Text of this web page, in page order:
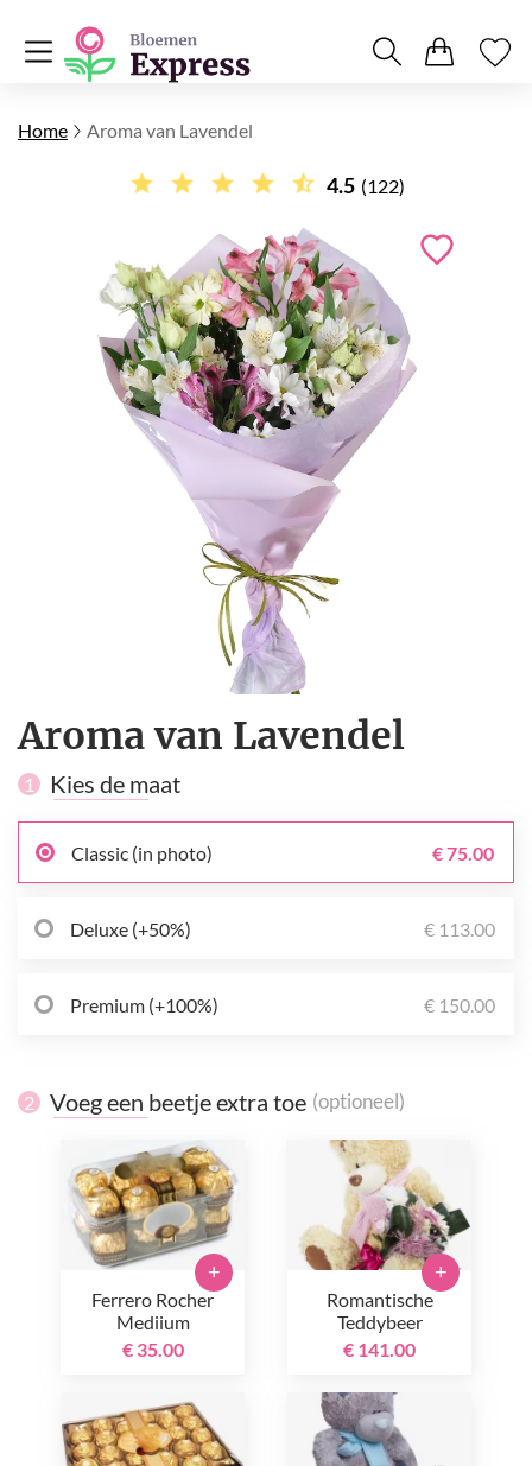
Home Aroma van Lavendel
4.5 (122)
Aroma van Lavendel
1 Kies de maat
Classic (in photo) € 75.00
Deluxe (+50%) € 113.00
Premium (+100%) € 150.00
2 Voeg een beetje extra toe (optioneel)
Ferrero Rocher
Mediium
€ 35.00
+
Romantische
Teddybeer
€ 141.00
+